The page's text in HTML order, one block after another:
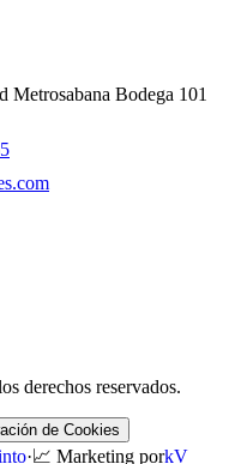
Metrosabana Bodega 101
derechos reservados.
de Cookies
·📈 Marketing porkV